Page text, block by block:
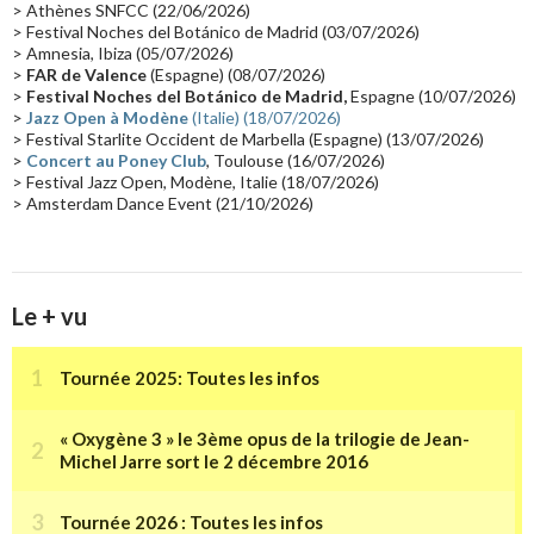
Les concerts en Chine(16) Cinéma
Synthé Roland(15) Belgique(15)
(14) Astronomie (14)
Tournée 2025(14) 2024(14) Chine(13)
> Athènes SNFCC (22/06/2026)
> Festival Noches del Botánico de Madrid (03/07/2026)
> Amnesia, Ibiza (05/07/2026)
> FAR de Valence(Espagne) (08/07/2026)
> Festival Noches del Botánico de Madrid,Espagne (10/07/2026)
> Jazz Open à Modène(Italie) (18/07/2026)
> Festival Starlite Occident de Marbella (Espagne) (13/07/2026)
> Concert au Poney Club, Toulouse (16/07/2026)
> Festival Jazz Open, Modène, Italie (18/07/2026)
> Amsterdam Dance Event (21/10/2026)
Le + vu